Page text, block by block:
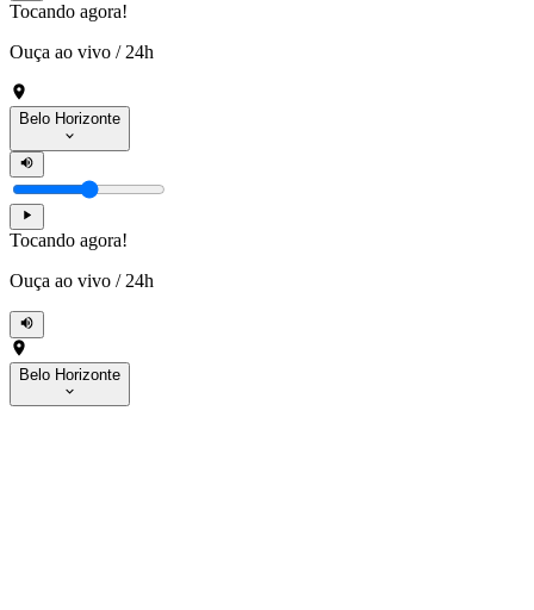
Tocando agora!
Ouça ao vivo / 24h
Belo Horizonte
Tocando agora!
Ouça ao vivo / 24h
Belo Horizonte